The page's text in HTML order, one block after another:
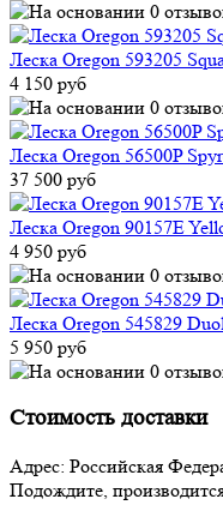
Леска Oregon 593205
4 150 руб
Леска Oregon 56500P
37 500 руб
Леска Oregon 90157E
4 950 руб
Леска Oregon 545829
5 950 руб
Стоимость доставки
Адрес: Российская
Подождите,